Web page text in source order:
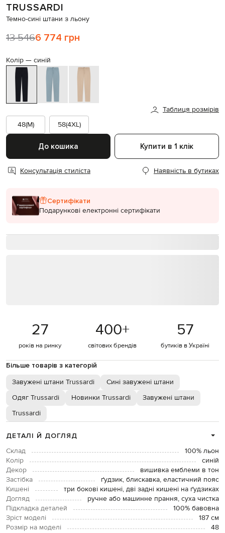
TRUSSARDI
Темно-сині штани з льону
13 5466 774 грн
Колір — синій
Таблиця розмірів
48(M)
58(4XL)
До кошика Купити в 1 клік
Консультація стиліста Наявність в бутиках
Сертифікати
Подарункові електронні сертифікати
27
років на ринку
400+
світових брендів
57
бутиків в Україні
Більше товарів з категорій
Завужені штани Trussardi
Сині завужені штани
Одяг Trussardi
Новинки Trussardi
Завужені штани
Trussardi
ДЕТАЛІ Й ДОГЛЯД
Склад
100% льон
Колір
синій
Декор
вишивка емблеми в тон
Застібка
ґудзик, блискавка, еластичний пояс
Кишені
три бокові кишені, дві задні кишені на ґудзиках
Догляд
ручне або машинне прання, суха чистка
Підкладка деталей
100% бавовна
Зріст моделі
187 см
Розмір на моделі
48